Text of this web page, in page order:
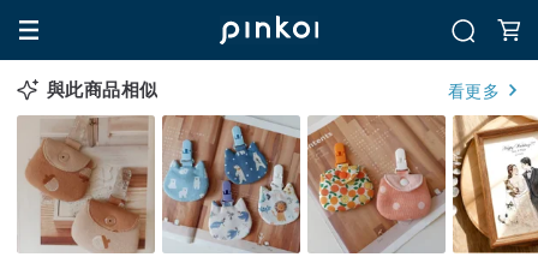
與此商品相似 看更多